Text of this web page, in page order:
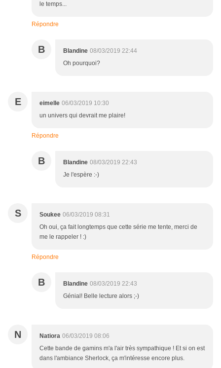
le temps...
Répondre
B Blandine 08/03/2019 22:44
Oh pourquoi?
E eimelle 06/03/2019 10:30
un univers qui devrait me plaire!
Répondre
B Blandine 08/03/2019 22:43
Je l'espère :-)
S Soukee 06/03/2019 08:31
Oh oui, ça fait longtemps que cette série me tente, merci de
me le rappeler ! :)
Répondre
B Blandine 08/03/2019 22:43
Génial! Belle lecture alors ;-)
N Natiora 06/03/2019 08:06
Cette bande de gamins m'a l'air très sympathique ! Et si on est
dans l'ambiance Sherlock, ça m'intéresse encore plus.